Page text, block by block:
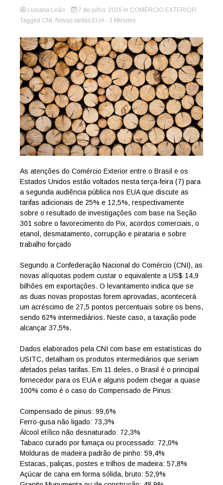
Luciana Leão 7 de julho, 2026 in COMÉRCIO EXTERIOR
Tagged CNI Novas tarifas EUA - 3 Minutes
As atenções do Comércio Exterior entre o Brasil e os
Estados Unidos estão voltados nesta terça-feira (7) para
a segunda audiência pública nos EUA que discute as
tarifas adicionais de 25% e 12,5%, respectivamente
sobre o resultado de investigações com base na Seção
301 sobre o favorecimento do Pix, acordos comerciais, o
etanol, desmatamento, corrupção e pirataria e sobre
trabalho forçado
Segundo a Confederação Nacional do Comércio (CNI), as
novas alíquotas podem custar o equivalente a US$ 14,9
bilhões em exportações. O levantamento indica que se
as duas novas propostas forem aprovadas, acontecerá
um acréscimo de 27,5 pontos percentuais sobre os bens,
sendo 62% intermediários. Neste caso, a taxação pode
alcançar 37,5%.
Dados elaborados pela CNI com base em estatísticas do
USITC, detalham os produtos intermediários que seriam
afetados pelas tarifas. Em 11 deles, o Brasil é o principal
fornecedor para os EUA e alguns podem chegar a quase
100% como é o caso do Compensado de Pinus:
Compensado de pinus: 99,6%
Ferro-gusa não ligado: 73,3%
Álcool etílico não desnaturado: 72,3%
Tabaco curado por fumaça ou processado: 72,0%
Molduras de madeira padrão de pinho: 59,4%
Estacas, paliças, postes e trilhos de madeira: 57,8%
Açúcar de cana em forma sólida, bruto: 52,9%